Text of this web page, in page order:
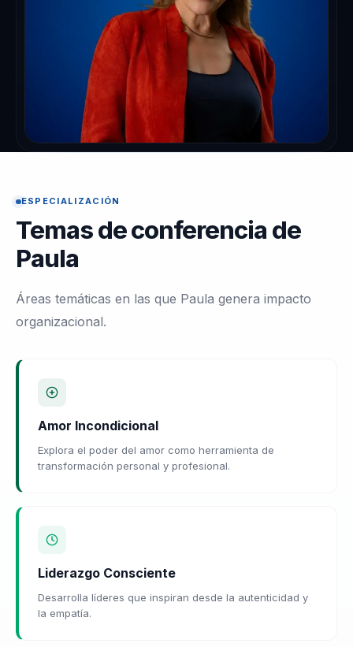
ESPECIALIZACIÓN
Temas de conferencia de
Paula
Áreas temáticas en las que Paula genera impacto
organizacional.
Amor Incondicional
Explora el poder del amor como herramienta de
transformación personal y profesional.
Liderazgo Consciente
Desarrolla líderes que inspiran desde la autenticidad y
la empatía.